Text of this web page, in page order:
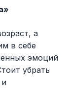
а
в себе
эмоций
убрать
и